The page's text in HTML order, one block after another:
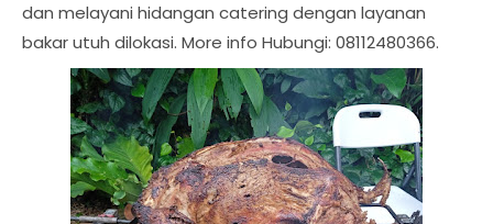
dan melayani hidangan catering dengan layanan
bakar utuh dilokasi. More info Hubungi: 08112480366.